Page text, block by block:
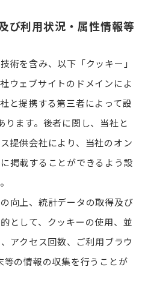
び利用状況・属性情報等
術を含み、以下「クッキー」
ウェブサイトのドメインによ
と提携する第三者によって設
ります。後者に関し、当社と
提供会社により、当社のオン
掲載することができるよう設
向上、統計データの取得及び
として、クッキーの使用、並
アクセス回数、ご利用ブラウ
等の情報の収集を行うことが